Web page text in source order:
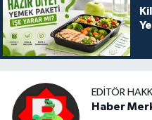
EDITÖR
Haber